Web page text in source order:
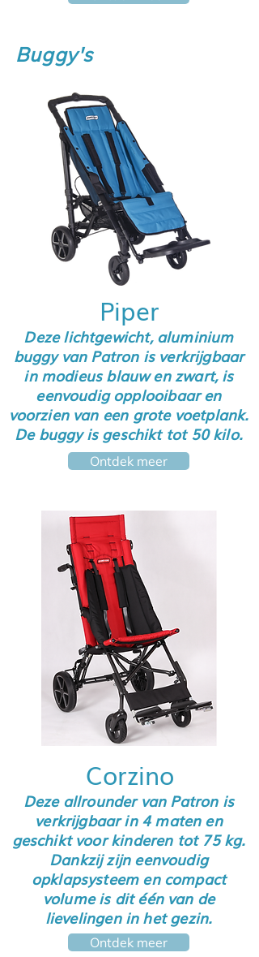
Buggy's
Piper
Deze lichtgewicht, aluminium
buggy van Patron is verkrijgbaar
in modieus blauw en zwart, is
eenvoudig opplooibaar en
voorzien van een grote voetplank.
De buggy is geschikt tot 50 kilo.
Ontdek meer
Corzino
Deze allrounder van Patron is
verkrijgbaar in 4 maten en
geschikt voor kinderen tot 75 kg.
Dankzij zijn eenvoudig
opklapsysteem en compact
volume is dit één van de
lievelingen in het gezin.
Ontdek meer